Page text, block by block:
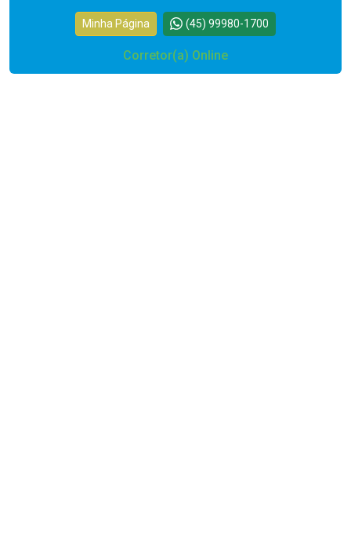
Minha Página (45) 99980-1700
Corretor(a) Online